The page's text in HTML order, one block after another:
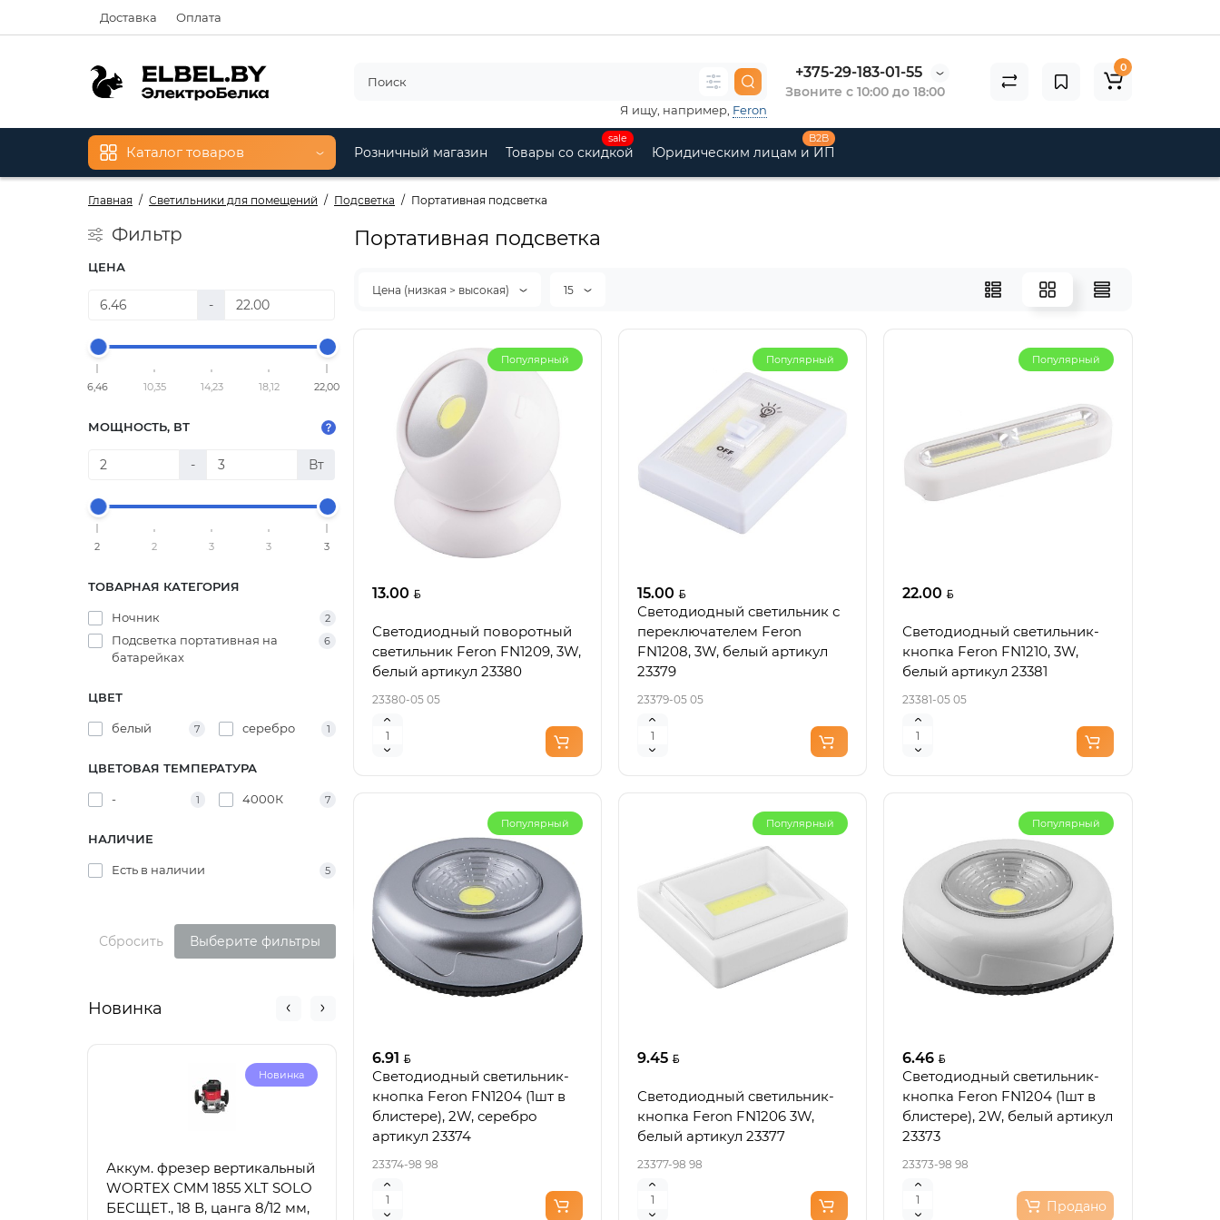
Доставка Оплата
+375-29-183-01-55
Звоните с 10:00 до 18:00
Я ищу, например, Feron
0
Каталог товаров Розничный магазин
sale
Товары со скидкой
B2B
Юридическим лицам и ИП
Главная Светильники для помещений Подсветка Портативная подсветка
Фильтр
ЦЕНА
-
6,46 10,35 14,23 18,12 22,00
МОЩНОСТЬ, ВТ
- Вт
2 2 3 3 3
ТОВАРНАЯ КАТЕГОРИЯ
Ночник 2
Подсветка портативная на
батарейках
6
ЦВЕТ
белый 7 серебро 1
ЦВЕТОВАЯ ТЕМПЕРАТУРА
- 1 4000К 7
НАЛИЧИЕ
Есть в наличии 5
Сбросить Выберите фильтры
Новинка
Новинка
Аккум. фрезер вертикальный
WORTEX CMM 1855 XLT SOLO
БЕСЩЕТ., 18 В, цанга 8/12 мм,
Новинка
Аккум. лобзик WORTEX CJS
6030 в кор. XLT SOLO 18 В,
100-3000 об/мин, 120 мм
Аккум. фрезер кромочный
WORTEX LX CMM 1822 в кор.
XLT SOLO БЕСЩЕТ., 18 В,
Портативная подсветка
Цена (низкая > высокая) 15
Популярный
13.00
Светодиодный поворотный
светильник Feron FN1209, 3W,
белый артикул 23380
23380-05 05
Популярный
15.00
Светодиодный светильник с
переключателем Feron
FN1208, 3W, белый артикул
23379
23379-05 05
Популярный
22.00
Светодиодный светильник-
кнопка Feron FN1210, 3W,
белый артикул 23381
23381-05 05
Популярный
6.91
Светодиодный светильник-
кнопка Feron FN1204 (1шт в
блистере), 2W, серебро
артикул 23374
23374-98 98
Популярный
9.45
Светодиодный светильник-
кнопка Feron FN1206 3W,
белый артикул 23377
23377-98 98
Популярный
6.46
Светодиодный светильник-
кнопка Feron FN1204 (1шт в
блистере), 2W, белый артикул
23373
23373-98 98
Продано